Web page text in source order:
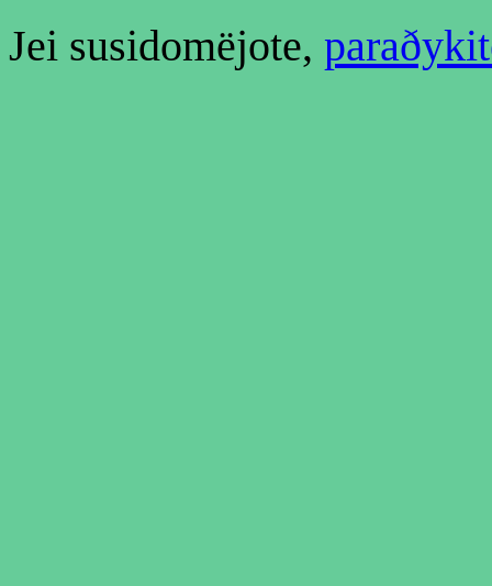
Jei susidomëjote,